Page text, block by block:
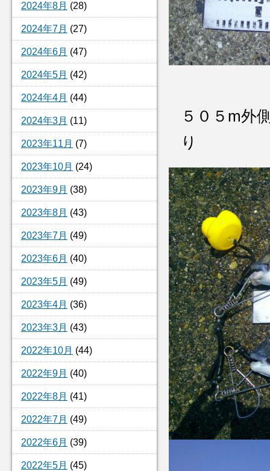
2024年8月 (28)
2024年7月 (27)
2024年6月 (47)
2024年5月 (42)
2024年4月 (44)
2024年3月 (11)
2023年11月 (7)
2023年10月 (24)
2023年9月 (38)
2023年8月 (43)
2023年7月 (49)
2023年6月 (40)
2023年5月 (49)
2023年4月 (36)
2023年3月 (43)
2022年10月 (44)
2022年9月 (40)
2022年8月 (41)
2022年7月 (49)
2022年6月 (39)
2022年5月 (45)
５０５m
り